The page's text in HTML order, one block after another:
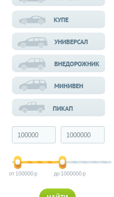
100000 1000000